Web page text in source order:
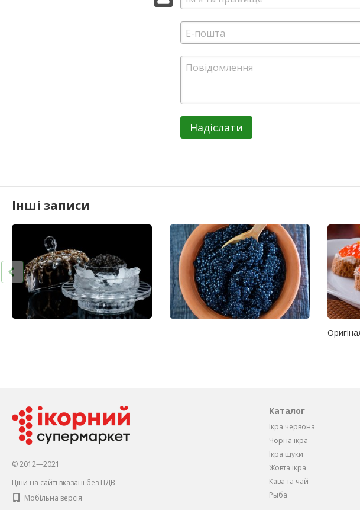
Надіслати
Інші записи
© 2012—2021
Ціни на сайті вказані без ПДВ
Мобільна версія
Каталог
Ікра червона
Чорна iкра
Iкра щуки
Жовта iкра
Кава та чай
Рыба